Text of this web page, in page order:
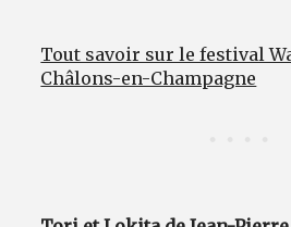
Tout savoir sur le festival
Châlons-en-Champagne